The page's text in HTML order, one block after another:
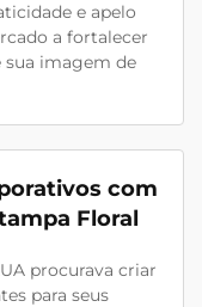
e apelo
a fortalecer
imagem de
com
Floral
procurava criar
para seus